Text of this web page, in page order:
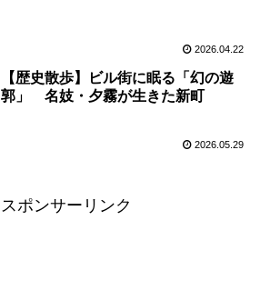
2026.04.22
【歴史散歩】ビル街に眠る「幻の遊
郭」 名妓・夕霧が生きた新町
2026.05.29
スポンサーリンク